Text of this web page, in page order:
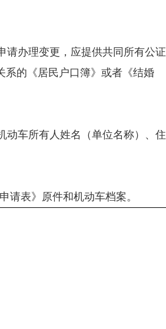
办理变更，应提供共同所有公证
系的《居民户口簿》或者《结婚
车所有人姓名（单位名称）、住
表》原件和机动车档案。